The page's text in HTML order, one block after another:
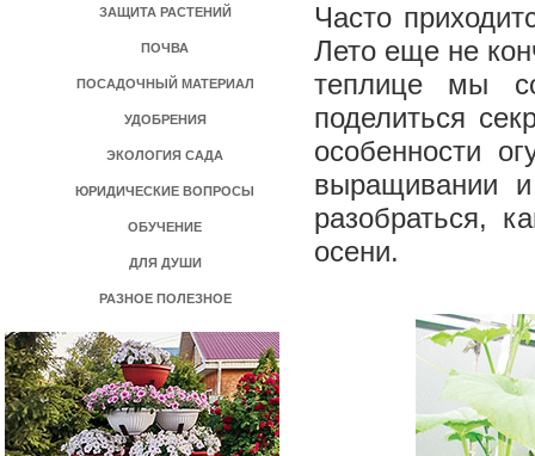
ЗАЩИТА РАСТЕНИЙ
ПОЧВА
ПОСАДОЧНЫЙ МАТЕРИАЛ
УДОБРЕНИЯ
ЭКОЛОГИЯ САДА
ЮРИДИЧЕСКИЕ ВОПРОСЫ
ОБУЧЕНИЕ
ДЛЯ ДУШИ
РАЗНОЕ ПОЛЕЗНОЕ
Часто
Лето еще не
теплице мы
поделиться
особенности
выращивании
разобраться,
осени.